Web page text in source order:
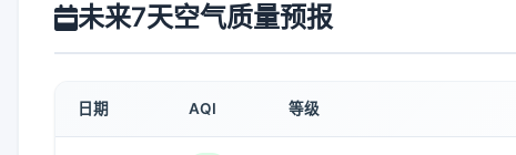
未来7天空气质量预报
日期 AQI 等级